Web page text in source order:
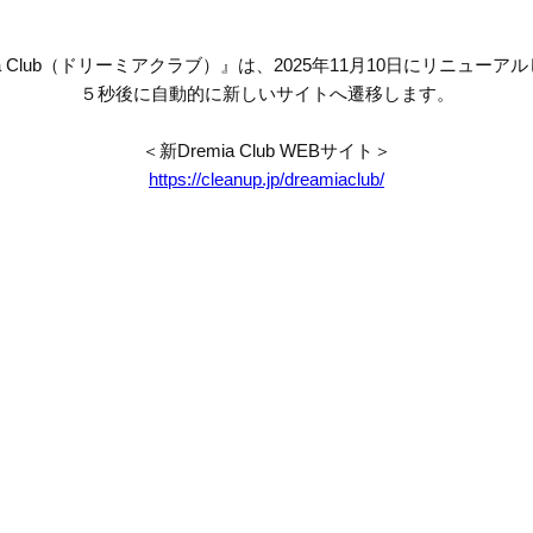
Club（ドリーミアクラブ）』は、2025年11月10日にリニューアル
５秒後に自動的に新しいサイトへ遷移します。
＜新Dremia Club WEBサイト＞
https://cleanup.jp/dreamiaclub/